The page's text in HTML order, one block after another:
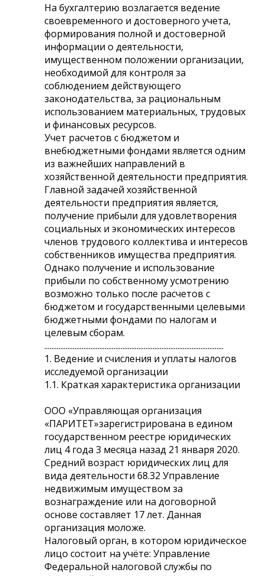
На бухгалтерию возлагается ведение
своевременного и достоверного учета,
формирования полной и достоверной
информации о деятельности,
имущественном положении организации,
необходимой для контроля за
соблюдением действующего
законодательства, за рациональным
использованием материальных, трудовых
и финансовых ресурсов.
Учет расчетов с бюджетом и
внебюджетными фондами является одним
из важнейших направлений в
хозяйственной деятельности предприятия.
Главной задачей хозяйственной
деятельности предприятия является,
получение прибыли для удовлетворения
социальных и экономических интересов
членов трудового коллектива и интересов
собственников имущества предприятия.
Однако получение и использование
прибыли по собственному усмотрению
возможно только после расчетов c
бюджетом и государственными целевыми
бюджетными фондами по налогам и
целевым сборам.
.....................................................................................................
1. Ведение и счисления и уплаты налогов
исследуемой организации
1.1. Краткая характеристика организации
ООО «Управляющая организация
«ПАРИТЕТ»зарегистрирована в едином
государственном реестре юридических
лиц 4 года 3 месяца назад 21 января 2020.
Средний возраст юридических лиц для
вида деятельности 68.32 Управление
недвижимым имуществом за
вознаграждение или на договорной
основе составляет 17 лет. Данная
организация моложе.
Налоговый орган, в котором юридическое
лицо состоит на учёте: Управление
Федеральной налоговой службы по